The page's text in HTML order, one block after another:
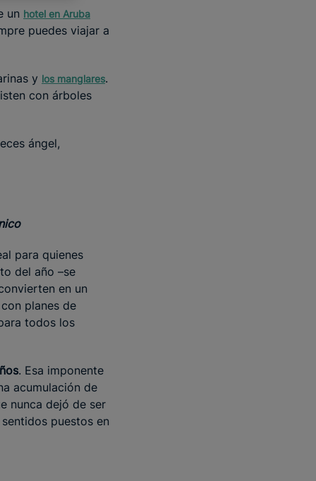
un hotel en Aruba
puedes viajar a
y los manglares.
con árboles
ángel,
para quienes
del año –se
en un
planes de
todos los
. Esa imponente
acumulación de
nunca dejó de ser
puestos en